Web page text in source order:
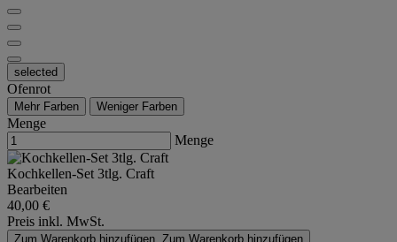
selected
Ofenrot
Mehr Farben Weniger Farben
Menge
Menge
Kochkellen-Set 3tlg. Craft
Bearbeiten
40,00 €
Preis inkl. MwSt.
Zum Warenkorb hinzufügen Zum Warenkorb hinzufügen